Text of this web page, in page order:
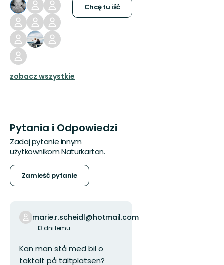
Chcę tu iść
zobacz wszystkie
Pytania i Odpowiedzi
Zadaj pytanie innym
użytkownikom Naturkartan.
Zamieść pytanie
marie.r.scheidl@hotmail.com
13 dni temu
Kan man stå med bil o
taktält på tältplatsen?